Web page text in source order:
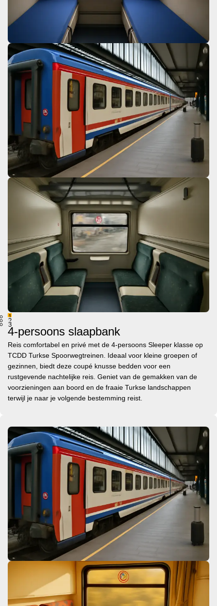
1
2
3
4-persoons slaapbank
Reis comfortabel en privé met de 4-persoons Sleeper klasse op
TCDD Turkse Spoorwegtreinen. Ideaal voor kleine groepen of
gezinnen, biedt deze coupé knusse bedden voor een
rustgevende nachtelijke reis. Geniet van de gemakken van de
voorzieningen aan boord en de fraaie Turkse landschappen
terwijl je naar je volgende bestemming reist.